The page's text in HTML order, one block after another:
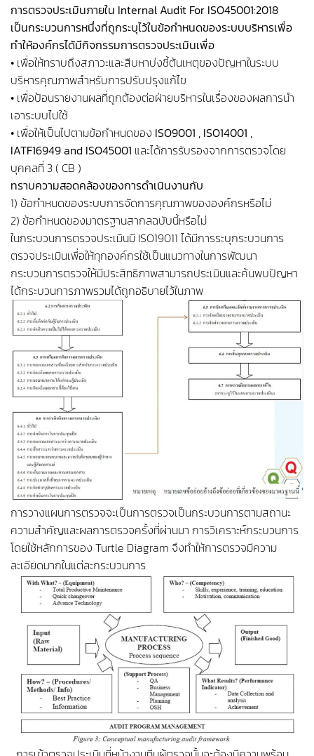
การตรวจประเมินภายใน Internal Audit For ISO45001:2018
เป็นกระบวนการหนึ่งที่ถูกระบุไว้ในข้อกำหนดของระบบบริหารเพื่อ
ทำให้องค์กรได้มีกิจกรรมการตรวจประเมินเพื่อ
• เพื่อให้ทราบถึงสภาวะและสืบหาบ่งชี้ต้นเหตุของปัญหาในระบบ
บริหารคุณภาพสำหรับการปรับปรุงแก้ไข
• เพื่อป้อนรายงานผลที่ถูกต้องต่อฝ่ายบริหารในเรื่องของผลการนำ
เอาระบบไปใช้
• เพื่อให้เป็นไปตามข้อกำหนดของ ISO9001 , ISO14001 ,
IATF16949 and ISO45001 และได้การรับรองจากการตรวจโดย
บุคคลที่ 3 ( CB )
ทราบความสอดคล้องของการดำเนินงานกับ
1) ข้อกำหนดของระบบการจัดการคุณภาพขององค์กรหรือไม่
2) ข้อกำหนดของมาตรฐานสากลฉบับนี้หรือไม่
ในกระบวนการตรวจประเมินมี ISO19011 ได้มีการระบุกระบวนการ
ตรวจประเมินเพื่อให้ทุกองค์กรใช้เป็นแนวทางในการพัฒนา
กระบวนการตรวจให้มีประสิทธิภาพสามารถประเมินและค้นพบปัญหา
ได้กระบวนการภาพรวมได้ถูกอธิบายไว้ในภาพ
การวางแผนการตรวจจะเป็นการตรวจเป็นกระบวนการตามสถานะ
ความสำคัญและผลการตรวจครั้งที่ผ่านมา การวิเคราะห์กระบวนการ
โดยใช้หลักการของ Turtle Diagram จึงทำให้การตรวจมีความ
ละเอียดมากในแต่ละกระบวนการ